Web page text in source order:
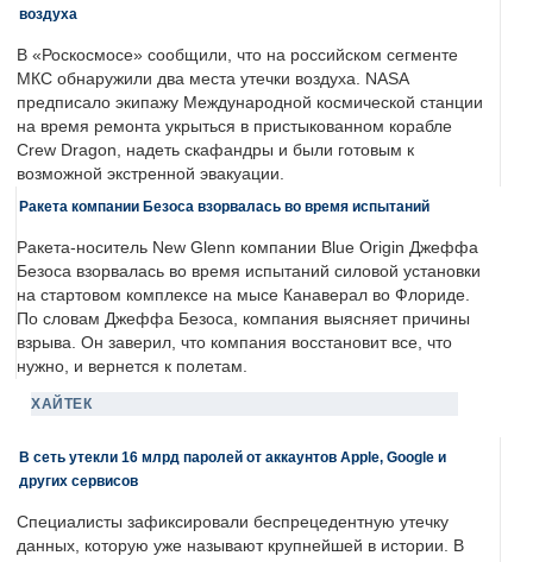
воздуха
В «Роскосмосе» сообщили, что на российском сегменте
МКС обнаружили два места утечки воздуха. NASA
предписало экипажу Международной космической станции
на время ремонта укрыться в пристыкованном корабле
Crew Dragon, надеть скафандры и были готовым к
возможной экстренной эвакуации.
Ракета компании Безоса взорвалась во время испытаний
Ракета-носитель New Glenn компании Blue Origin Джеффа
Безоса взорвалась во время испытаний силовой установки
на стартовом комплексе на мысе Канаверал во Флориде.
По словам Джеффа Безоса, компания выясняет причины
взрыва. Он заверил, что компания восстановит все, что
нужно, и вернется к полетам.
ХАЙТЕК
В сеть утекли 16 млрд паролей от аккаунтов Apple, Google и
других сервисов
Специалисты зафиксировали беспрецедентную утечку
данных, которую уже называют крупнейшей в истории. В